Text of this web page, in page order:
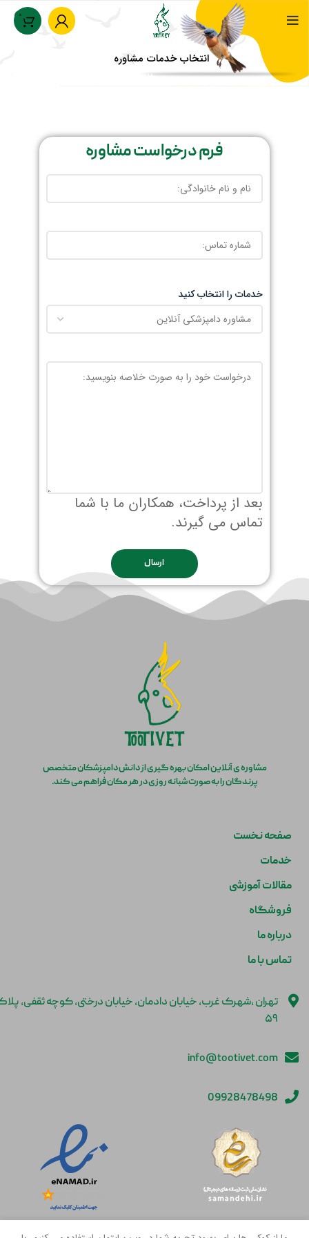
0
انتخاب خدمات مشاوره
خانه
فرم درخواست مشاوره
خدمات را انتخاب کنید
بعد از پرداخت، همکاران ما با شما
تماس می گیرند.
مشاوره ی آنلاین امکان بهره گیری از دانش دامپزشکان متخصص
پرندگان را به صورت شبانه روزی در هر مکان فراهم می کند.
صفحه نخست
خدمات
مقالات آموزشی
فروشگاه
درباره ما
تماس با ما
تهران ،شهرک غرب، خیابان دادمان، خیابان درختی، کوچه ثقفی،
۵۹
info@tootivet.com
09928478498